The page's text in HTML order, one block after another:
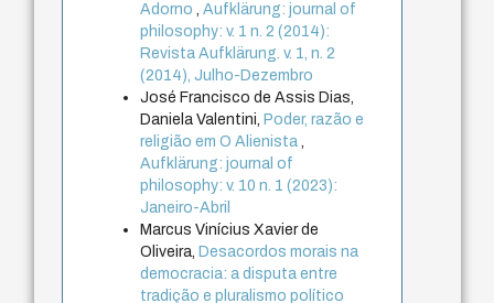
Adorno,Aufklärung: journal of
philosophy: v. 1 n. 2 (2014):
Revista Aufklärung. v. 1, n. 2
(2014), Julho-Dezembro
José Francisco de Assis Dias,
Daniela Valentini, Poder, razão e
religião em O Alienista,
Aufklärung: journal of
philosophy: v. 10 n. 1 (2023):
Janeiro-Abril
Marcus Vinícius Xavier de
Oliveira, Desacordos morais na
democracia: a disputa entre
tradição e pluralismo político